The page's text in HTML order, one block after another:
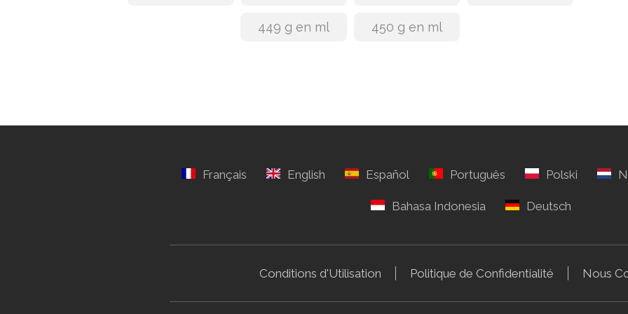
449 g en ml 450 g en ml
Conditions d'Utilisation Politique de Confidentialité Nous